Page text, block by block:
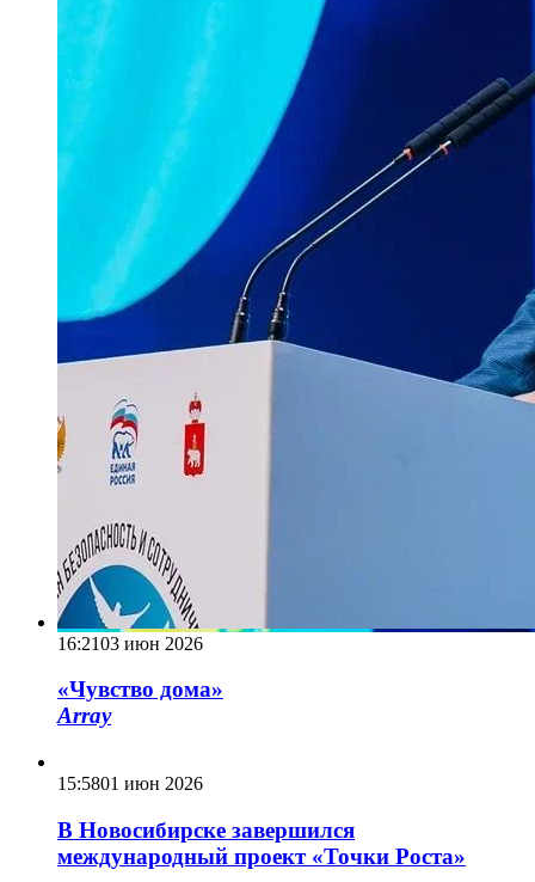
16:2103 июн 2026
«Чувство дома»
Array
15:5801 июн 2026
В Новосибирске завершился
международный проект «Точки Роста»